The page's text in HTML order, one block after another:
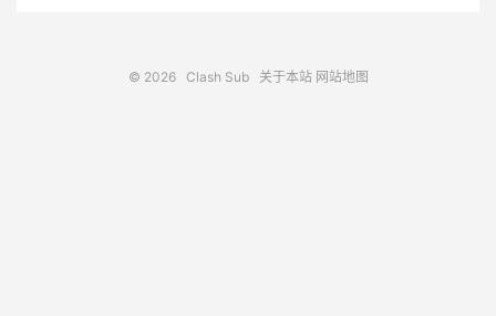
© 2026 Clash Sub 关于本站 网站地图